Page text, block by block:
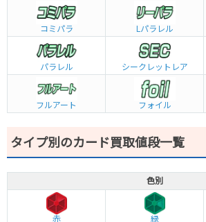
コミパラ L パラレル
パラレル シークレットレア
フルアート フォイル
タイプ別のカード買取値段一覧
色別
赤 緑